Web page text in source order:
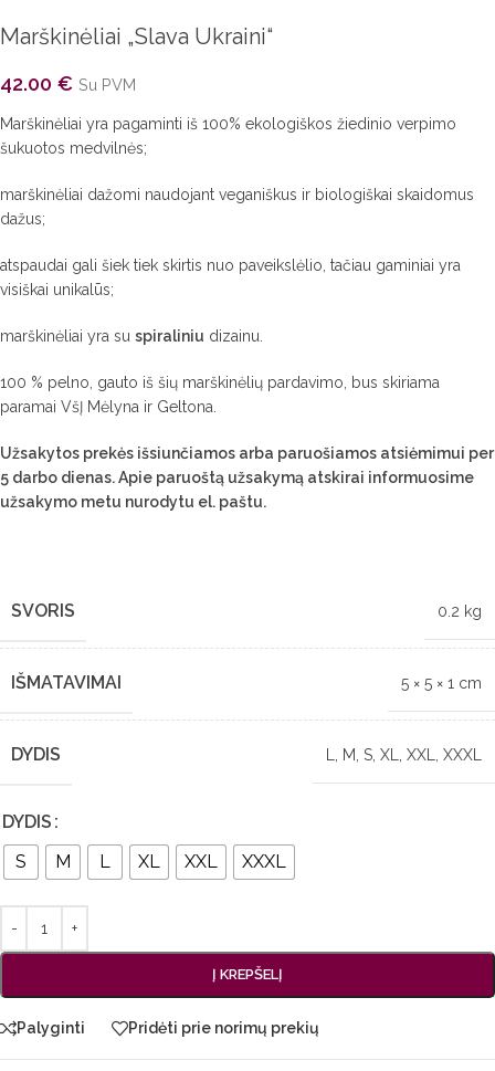
Marškinėliai „Slava Ukraini“
42.00 € Su PVM
Marškinėliai yra pagaminti iš 100% ekologiškos žiedinio verpimo
šukuotos medvilnės;
marškinėliai dažomi naudojant veganiškus ir biologiškai skaidomus
dažus;
atspaudai gali šiek tiek skirtis nuo paveikslėlio, tačiau gaminiai yra
visiškai unikalūs;
marškinėliai yra su spiraliniu dizainu.
100 % pelno, gauto iš šių marškinėlių pardavimo, bus skiriama
paramai VšĮ Mėlyna ir Geltona.
Užsakytos prekės išsiunčiamos arba paruošiamos atsiėmimui per
5 darbo dienas. Apie paruoštą užsakymą atskirai informuosime
užsakymo metu nurodytu el. paštu.
SVORIS 0.2 kg
IŠMATAVIMAI 5 × 5 × 1 cm
DYDIS M S XL XXL XXXL
DYDIS
S
M L XL XXL XXXL
Į KREPŠELĮ
Palyginti Pridėti prie norimų prekių